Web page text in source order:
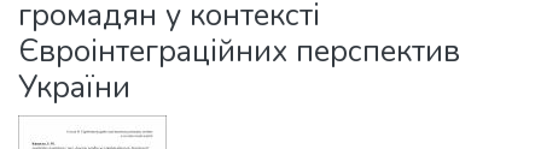
громадян у контексті
Євроінтеграційних перспектив
України